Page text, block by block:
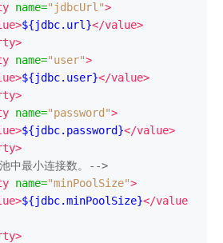
name="jdbcUrl">
${jdbc.url}</value>
name="user">
${jdbc.user}</value>
name="password">
${jdbc.password}</value>
中最小连接数。-->
name="minPoolSize">
${jdbc.minPoolSize}</value